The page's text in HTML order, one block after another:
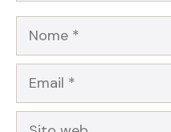
Nome
Email
Sito